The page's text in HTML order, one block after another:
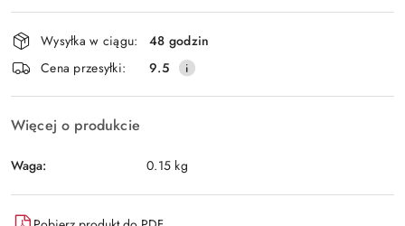
i
dostawa
Wysyłka w ciągu:
48 godzin
Cena przesyłki:
9.5
Więcej o produkcie
Waga: 0.15 kg